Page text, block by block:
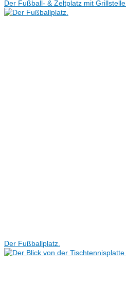
Der Fußball- & Zeltplatz mit Grillstelle.
Der Fußballplatz.